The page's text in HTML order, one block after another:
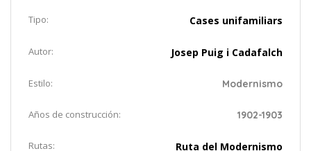
Tipo: Cases unifamiliars
Autor: Josep Puig i Cadafalch
Estilo: Modernismo
Años de construcción: 1902-1903
Rutas: Ruta del Modernismo